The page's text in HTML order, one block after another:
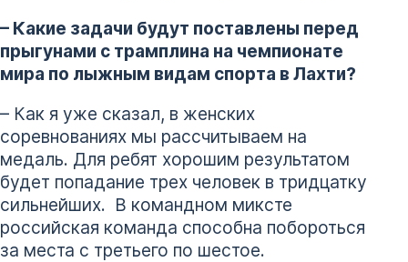
– Какие задачи будут поставлены перед
прыгунами с трамплина на чемпионате
мира по лыжным видам спорта в Лахти?
– Как я уже сказал, в женских
соревнованиях мы рассчитываем на
медаль. Для ребят хорошим результатом
будет попадание трех человек в тридцатку
сильнейших. В командном миксте
российская команда способна побороться
за места с третьего по шестое.